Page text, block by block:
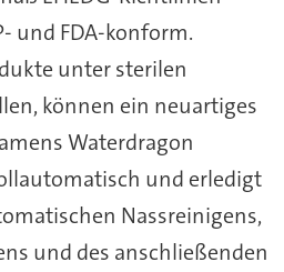
und FDA-konform.
unter sterilen
können ein neuartiges
Waterdragon
und erledigt
Nassreinigens,
und des anschließenden